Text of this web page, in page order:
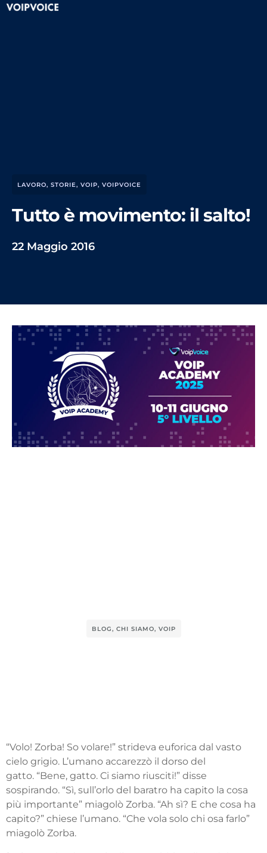
LAVORO, STORIE, VOIP, VOIPVOICE
Tutto è movimento: il salto!
22 Maggio 2016
BLOG, CHI SIAMO, VOIP
“Volo! Zorba! So volare!” strideva euforica dal vasto
cielo grigio. L’umano accarezzò il dorso del
gatto. “Bene, gatto. Ci siamo riusciti!” disse
sospirando. “Sì, sull’orlo del baratro ha capito la cosa
più importante” miagolò Zorba. “Ah sì? E che cosa ha
capito?” chiese l’umano. “Che vola solo chi osa farlo”
miagolò Zorba.